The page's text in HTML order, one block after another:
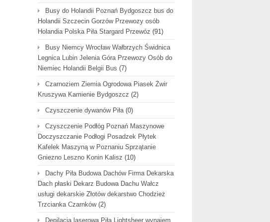
Busy do Holandii Poznań Bydgoszcz bus do
Holandii Szczecin Gorzów Przewozy osób
Holandia Polska Piła Stargard Przewóz (91)
Busy Niemcy Wrocław Wałbrzych Świdnica
Legnica Lubin Jelenia Góra Przewozy Osób do
Niemiec Holandii Belgii Bus (7)
Czarnoziem Ziemia Ogrodowa Piasek Żwir
Kruszywa Kamienie Bydgoszcz (2)
Czyszczenie dywanów Piła(0)
Czyszczenie Podłóg Poznań Maszynowe
Doczyszczanie Podłogi Posadzek Płytek
Kafelek Maszyną w Poznaniu Sprzątanie
Gniezno Leszno Konin Kalisz (10)
Dachy Piła Budowa Dachów Firma Dekarska
Dach płaski Dekarz Budowa Dachu Wałcz
usługi dekarskie Złotów dekarstwo Chodzież
Trzcianka Czarnków(2)
Depilacja laserowa Piła Lightsheer wynajem